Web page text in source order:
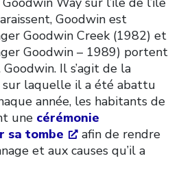
Goodwin est
Goodwin Creek (1982) et
Goodwin – 1989) portent
Il s’agit de la
sur laquelle il a été abattu
année, les habitants de
une cérémonie
sa tombe
afin de rendre
et aux causes qu’il a